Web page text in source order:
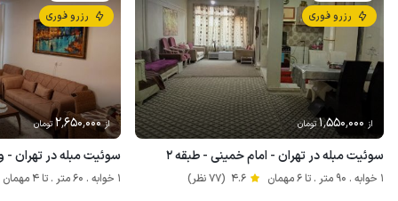
رزرو فوری
از 1٬550٬000تومان
سوئیت مبله در تهران - امام خمینی - طبقه ۲
1 خوابه . 90 متر . تا 6 مهمان 4.6 (77 نظر)
رزرو فوری
از 2٬650٬000 تومان
سوئیت مبله در تهران -
1 خوابه . 60 متر . تا 4 مهمان